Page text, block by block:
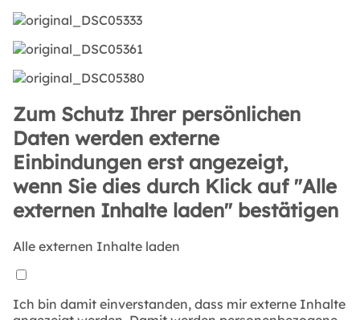
Zum Schutz Ihrer persönlichen
Daten werden externe
Einbindungen erst angezeigt,
wenn Sie dies durch Klick auf "Alle
externen Inhalte laden" bestätigen
Alle externen Inhalte laden
Ich bin damit einverstanden, dass mir externe Inhalte